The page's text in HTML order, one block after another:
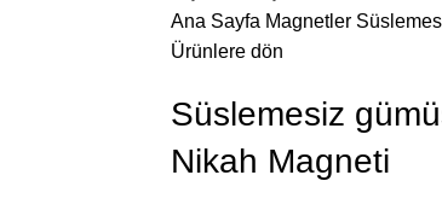
Ana Sayfa Magnetler
Ürünlere dön
Süslemesiz
Nikah Magneti